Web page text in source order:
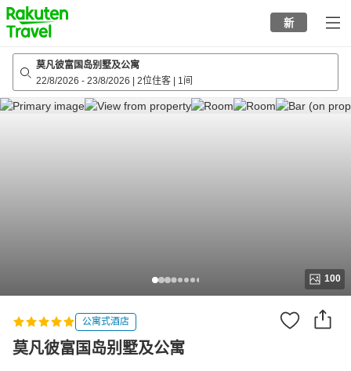
to
top
page
新
莫凡彼富国岛别墅及公寓
22/8/2026 - 23/8/2026 2位住客 1间
100
公寓式酒店
莫凡彼富国岛别墅及公寓